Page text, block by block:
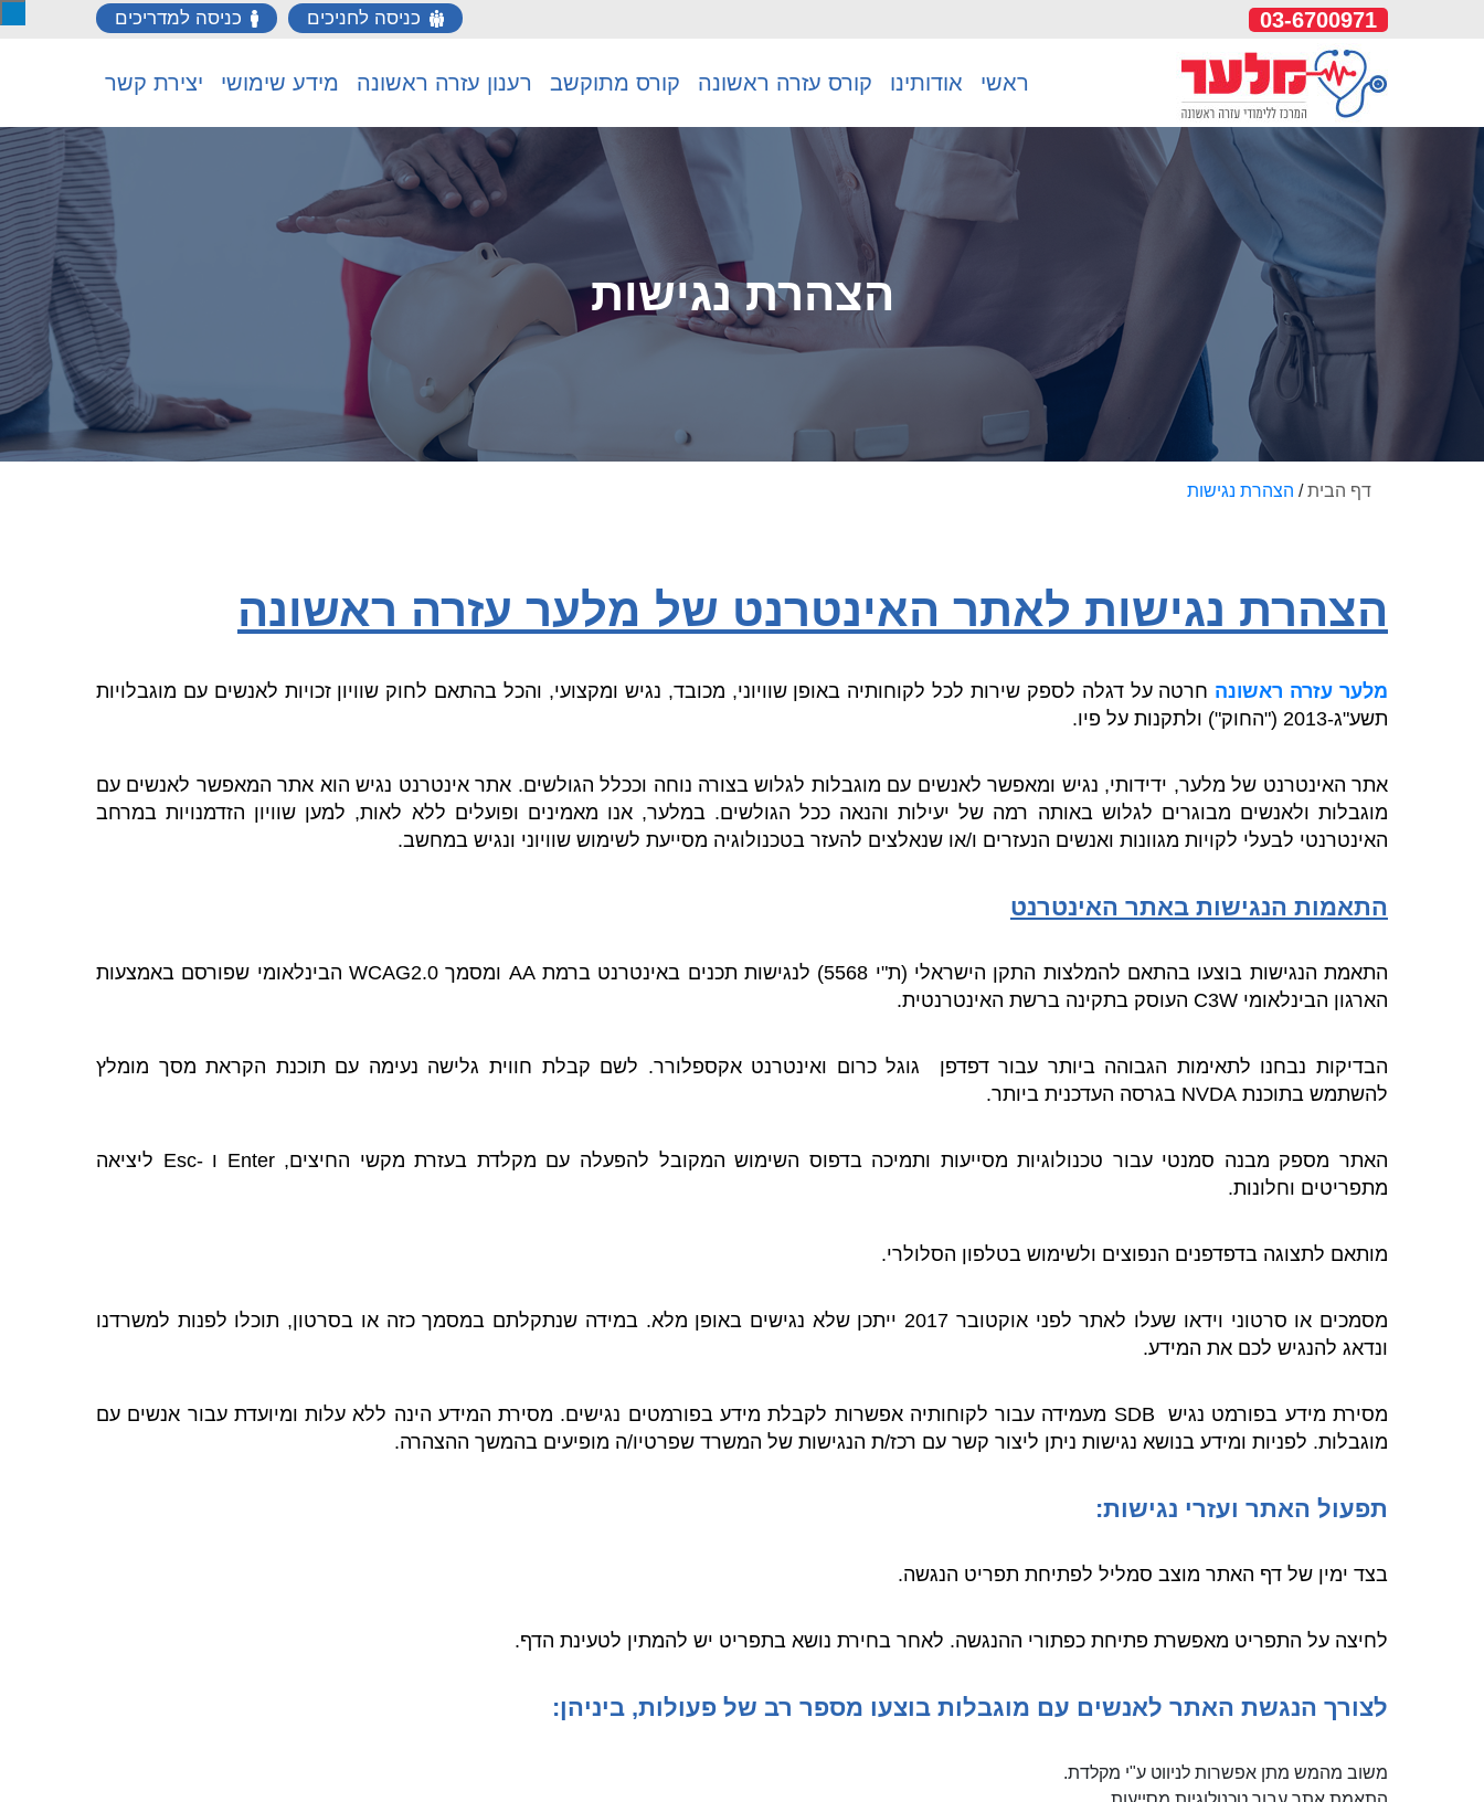
03-6700971 כניסה לחניכים כניסה למדריכים
ראשי אודותינו קורס עזרה ראשונה קורס מתוקשב רענון עזרה ראשונה מידע שימושי יצירת קשר
הצהרת נגישות
דף הבית/ הצהרת נגישות
הצהרת נגישות לאתר האינטרנט של מלער עזרה ראשונה
מלער עזרה ראשונה חרטה על דגלה לספק שירות לכל לקוחותיה באופן שוויוני, מכובד, נגיש ומקצועי, והכל בהתאם לחוק שוויון זכויות לאנשים עם מוגבלויות
תשע"ג-2013 ("החוק") ולתקנות על פיו.
אתר האינטרנט של מלער, ידידותי, נגיש ומאפשר לאנשים עם מוגבלות לגלוש בצורה נוחה וככלל הגולשים. אתר אינטרנט נגיש הוא אתר המאפשר לאנשים עם
מוגבלות ולאנשים מבוגרים לגלוש באותה רמה של יעילות והנאה ככל הגולשים. במלער, אנו מאמינים ופועלים ללא לאות, למען שוויון הזדמנויות במרחב
האינטרנטי לבעלי לקויות מגוונות ואנשים הנעזרים ו/או שנאלצים להעזר בטכנולוגיה מסייעת לשימוש שוויוני ונגיש במחשב.
התאמות הנגישות באתר האינטרנט
התאמת הנגישות בוצעו בהתאם להמלצות התקן הישראלי (ת"י 5568) לנגישות תכנים באינטרנט ברמת AA ומסמך WCAG2.0 הבינלאומי שפורסם באמצעות
הארגון הבינלאומי C3W העוסק בתקינה ברשת האינטרנטית.
הבדיקות נבחנו לתאימות הגבוהה ביותר עבור דפדפן גוגל כרום ואינטרנט אקספלורר. לשם קבלת חווית גלישה נעימה עם תוכנת הקראת מסך מומלץ
להשתמש בתוכנת NVDA בגרסה העדכנית ביותר.
האתר מספק מבנה סמנטי עבור טכנולוגיות מסייעות ותמיכה בדפוס השימוש המקובל להפעלה עם מקלדת בעזרת מקשי החיצים, Enter ו -Esc ליציאה
מתפריטים וחלונות.
מותאם לתצוגה בדפדפנים הנפוצים ולשימוש בטלפון הסלולרי.
מסמכים או סרטוני וידאו שעלו לאתר לפני אוקטובר 2017 ייתכן שלא נגישים באופן מלא. במידה שנתקלתם במסמך כזה או בסרטון, תוכלו לפנות למשרדנו
ונדאג להנגיש לכם את המידע.
מסירת מידע בפורמט נגיש SDB מעמידה עבור לקוחותיה אפשרות לקבלת מידע בפורמטים נגישים. מסירת המידע הינה ללא עלות ומיועדת עבור אנשים עם
מוגבלות. לפניות ומידע בנושא נגישות ניתן ליצור קשר עם רכז/ת הנגישות של המשרד שפרטיו/ה מופיעים בהמשך ההצהרה.
תפעול האתר ועזרי נגישות:
בצד ימין של דף האתר מוצב סמליל לפתיחת תפריט הנגשה.
לחיצה על התפריט מאפשרת פתיחת כפתורי ההנגשה. לאחר בחירת נושא בתפריט יש להמתין לטעינת הדף.
לצורך הנגשת האתר לאנשים עם מוגבלות בוצעו מספר רב של פעולות, ביניהן:
משוב מהמש מתן אפשרות לניווט ע"י מקלדת.